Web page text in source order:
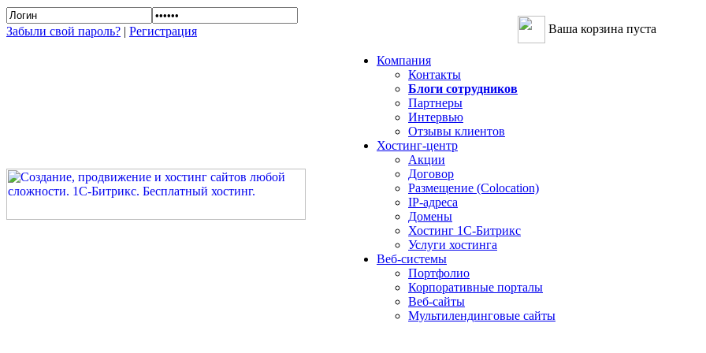
Забыли свой пароль? | Регистрация Ваша корзина пуста
Компания
Контакты
Блоги сотрудников
Партнеры
Интервью
Отзывы клиентов
Хостинг-центр
Акции
Договор
Размещение (Colocation)
IP-адреса
Домены
Хостинг 1С-Битрикс
Услуги хостинга
Веб-системы
Портфолио
Корпоративные порталы
Веб-сайты
Мультилендинговые сайты